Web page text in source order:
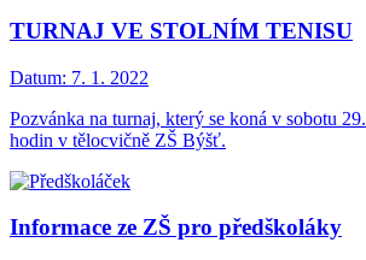
TURNAJ VE STOLNÍM TENISU
Datum: 7. 1. 2022
Pozvánka na turnaj, který se koná v sobotu
hodin v tělocvičně ZŠ Býšť.
Informace ze ZŠ pro předškoláky